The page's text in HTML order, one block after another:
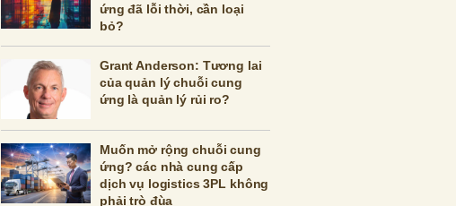
ứng đã lỗi thời, cần loại
bỏ?
Grant Anderson: Tương lai
của quản lý chuỗi cung
ứng là quản lý rủi ro?
Muốn mở rộng chuỗi cung
ứng? các nhà cung cấp
dịch vụ logistics 3PL không
phải trò đùa